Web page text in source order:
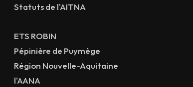
Statuts de l'AITNA
ETS ROBIN
Pépinière de Puymège
Région Nouvelle-Aquitaine
l'AANA